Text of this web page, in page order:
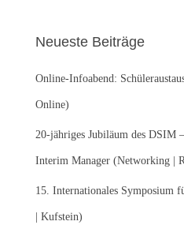
n
a
c
:
Neueste Beiträge
Online-Infoabend:
Online)
20-jähriges Jubiläum des DSIM
Interim Manager (Networking |
15. Internationales Symposium
| Kufstein)